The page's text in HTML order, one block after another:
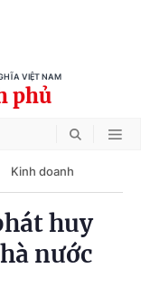
VIỆT NAM
phủ
Kinh doanh
huy
nước